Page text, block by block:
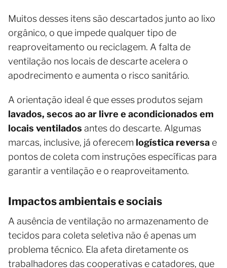
Muitos desses itens são descartados junto ao lixo
orgânico, o que impede qualquer tipo de
reaproveitamento ou reciclagem. A falta de
ventilação nos locais de descarte acelera o
apodrecimento e aumenta o risco sanitário.
A orientação ideal é que esses produtos sejam
lavados, secos ao ar livre e acondicionados em
locais ventilados antes do descarte. Algumas
marcas, inclusive, já oferecem logística reversa e
pontos de coleta com instruções específicas para
garantir a ventilação e o reaproveitamento.
Impactos ambientais e sociais
A ausência de ventilação no armazenamento de
tecidos para coleta seletiva não é apenas um
problema técnico. Ela afeta diretamente os
trabalhadores das cooperativas e catadores, que